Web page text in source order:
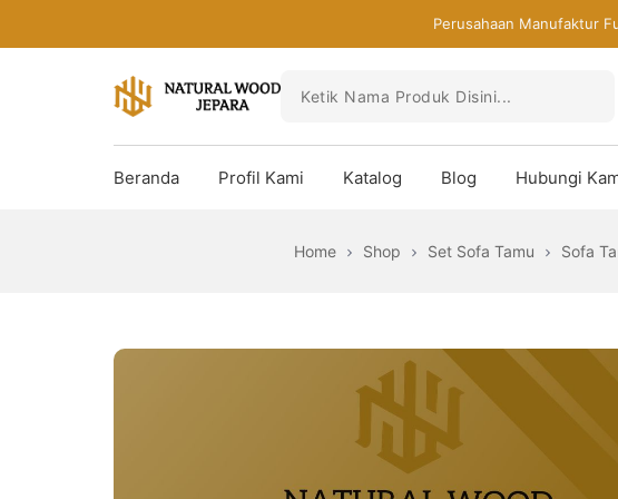
Perusahaan Manufaktur
Jepara
Modern
Beranda Profil Kami Katalog Blog Hubungi
Home Shop Set Sofa Tamu Sofa